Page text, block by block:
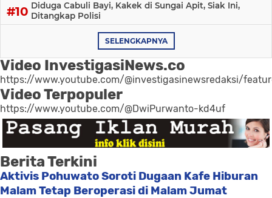
Diduga Cabuli Bayi, Kakek di Sungai Apit, Siak Ini,
Ditangkap Polisi
SELENGKAPNYA
Video InvestigasiNews.co
https://www.youtube.com/@investigasinewsredaksi/
Video Terpopuler
https://www.youtube.com/@DwiPurwanto-kd4uf
Berita Terkini
Aktivis Pohuwato Soroti Dugaan Kafe Hiburan
Malam Tetap Beroperasi di Malam Jumat